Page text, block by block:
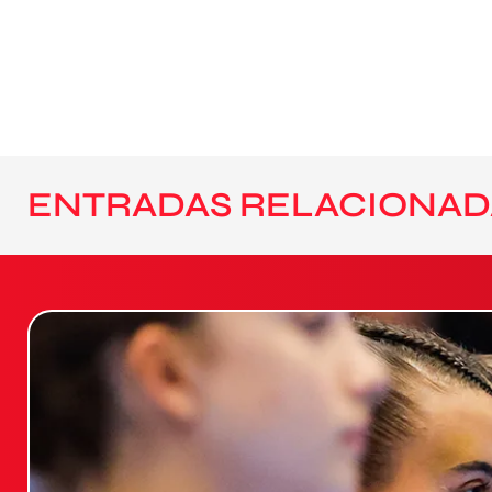
ENTRADAS